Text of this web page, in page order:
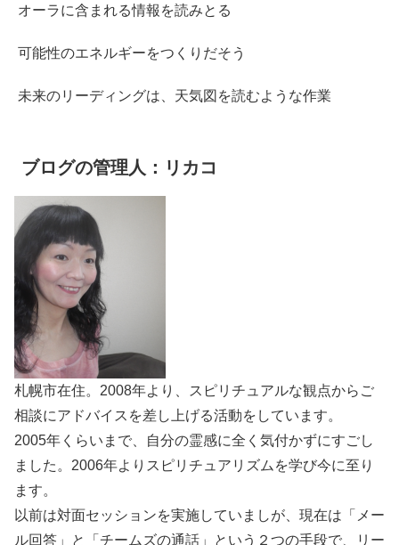
オーラに含まれる情報を読みとる
可能性のエネルギーをつくりだそう
未来のリーディングは、天気図を読むような作業
ブログの管理人：リカコ
札幌市在住。2008年より、スピリチュアルな観点からご
相談にアドバイスを差し上げる活動をしています。
2005年くらいまで、自分の霊感に全く気付かずにすごし
ました。2006年よりスピリチュアリズムを学び今に至り
ます。
以前は対面セッションを実施していましが、現在は「メー
ル回答」と「チームズの通話」という２つの手段で、リー